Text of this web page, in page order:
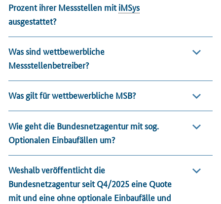
Prozent ihrer Messstellen mitiMSys
ausgestattet?
Was sind wettbewerbliche
Messstellenbetreiber?
Was gilt für wettbewerbliche MSB?
Wie geht die Bundesnetzagentur mit sog.
Optionalen Einbaufällen um?
Weshalb veröffentlicht die
Bundesnetzagentur seit Q4/2025 eine Quote
mit und eine ohne optionale Einbaufälle und